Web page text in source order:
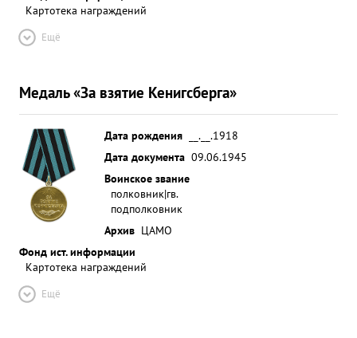
Картотека награждений
Ещё
Медаль «За взятие Кенигсберга»
Дата рождения
__.__.1918
Дата документа 09.06.1945
Воинское звание
полковник|гв.
подполковник
Архив ЦАМО
Фонд ист. информации
Картотека награждений
Ещё